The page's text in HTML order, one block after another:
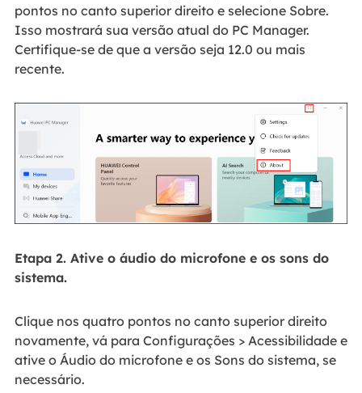
pontos no canto superior direito e selecione Sobre.
Isso mostrará sua versão atual do PC Manager.
Certifique-se de que a versão seja 12.0 ou mais
recente.
Etapa 2. Ative o áudio do microfone e os sons do
sistema.
Clique nos quatro pontos no canto superior direito
novamente, vá para Configurações > Acessibilidade e
ative o Áudio do microfone e os Sons do sistema, se
necessário.